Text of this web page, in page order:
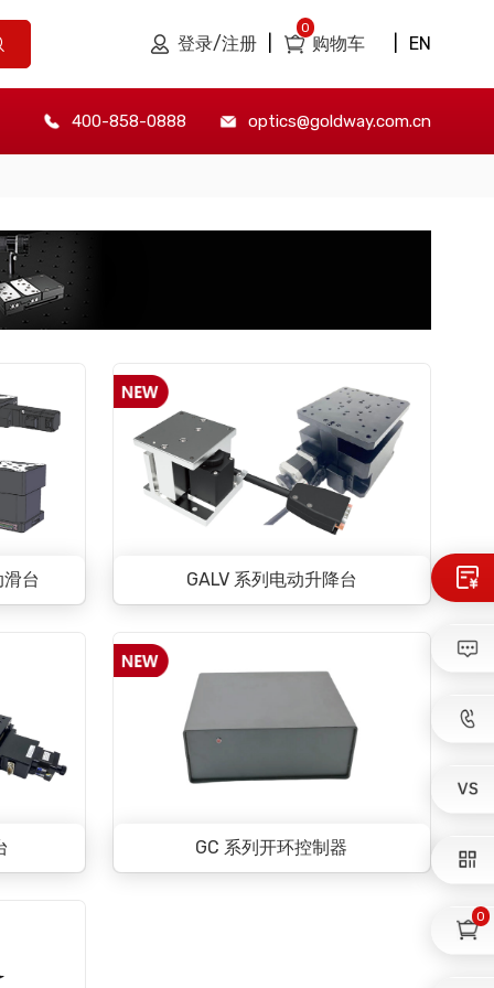
登录/注册 购物车
0
EN
400-858-0888 optics@goldway.com.cn
台 GALV 系列电动升降台
GC 系列开环控制器
0